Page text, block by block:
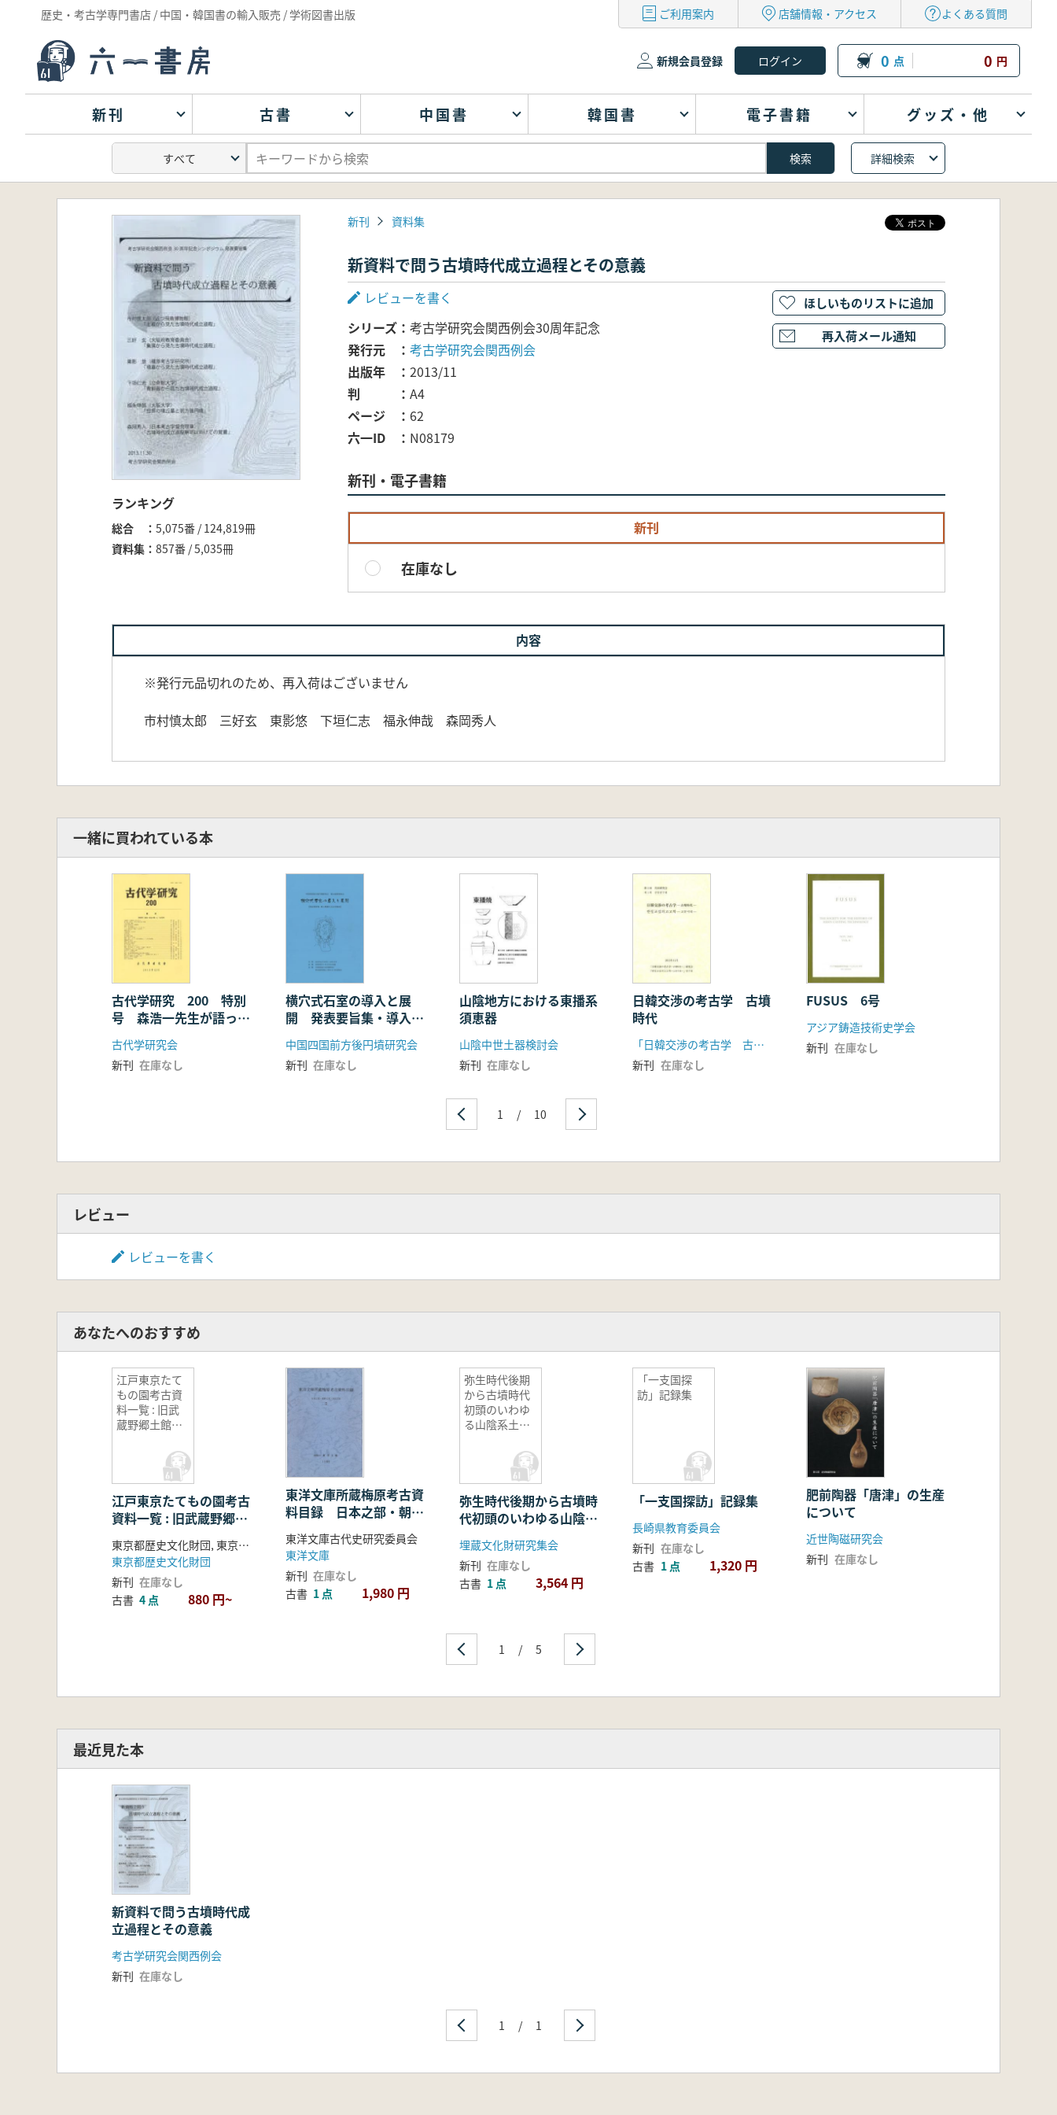
歴史・考古学専門書店 / 中国・韓国書の輸入販売 / 学術図書出版 ご利用案内 店舗情報・アクセス よくある質問
新規会員登録 0 点 0 円
新刊 古書 中国書 韓国書 電子書籍 グッズ・他
詳細検索
ランキング
総合
5,075番 / 124,819冊
資料集
857番 / 5,035冊
新刊 資料集
新資料で問う古墳時代成立過程とその意義
レビューを書く
シリーズ
考古学研究会関西例会30周年記念
発行元
考古学研究会関西例会
出版年
2013/11
判
A4
ページ
62
六一ID
N08179
新刊・電子書籍
新刊
在庫なし
ほしいものリストに追加
再入荷メール通知
内容
※発行元品切れのため、再入荷はございません
市村慎太郎 三好玄 東影悠 下垣仁志 福永伸哉 森岡秀人
一緒に買われている本
古代学研究 200 特別
号 森浩一先生が語った
『古代学』
古代学研究会
新刊 在庫なし
横穴式石室の導入と展
開 発表要旨集・導入期
横穴式石室集成
中国四国前方後円墳研究会
新刊 在庫なし
山陰地方における東播系
須恵器
山陰中世土器検討会
新刊 在庫なし
日韓交渉の考古学 古墳
時代
「日韓交渉の考古学 古墳時代」研究会
新刊 在庫なし
FUSUS 6号
アジア鋳造技術史学会
新刊 在庫なし
1 / 10
レビュー
レビューを書く
あなたへのおすすめ
江戸東京たて
もの園考古資
料一覧 : 旧武
蔵野郷土館収
江戸東京たてもの園考古
資料一覧 : 旧武蔵野郷土
館収蔵資料
東京都歴史文化財団, 東京都江戸東京博物館分館江戸東京たてもの園編集
東京都歴史文化財団
新刊 在庫なし
古書 4 点 880 円~
東洋文庫所蔵梅原考古資
料目録 日本之部・朝鮮
之部・中国之部 2
東洋文庫古代史研究委員会
東洋文庫
新刊 在庫なし
古書 1 点 1,980 円
弥生時代後期
から古墳時代
初頭のいわゆ
る山陰系土器
弥生時代後期から古墳時
代初頭のいわゆる山陰系
土器について(資料)
埋蔵文化財研究集会
新刊 在庫なし
古書 1 点 3,564 円
「一支国探
訪」記録集
「一支国探訪」記録集
長崎県教育委員会
新刊 在庫なし
古書 1 点 1,320 円
肥前陶器「唐津」の生産
について
近世陶磁研究会
新刊 在庫なし
1 / 5
最近見た本
新資料で問う古墳時代成
立過程とその意義
考古学研究会関西例会
新刊 在庫なし
1 / 1